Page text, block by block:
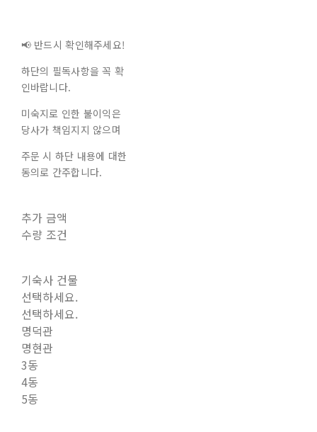
📢 반드시 확인해주세요!
하단의 필독사항을 꼭 확
인바랍니다.
미숙지로 인한 불이익은
당사가 책임지지 않으며
주문 시 하단 내용에 대한
동의로 간주합니다.
추가 금액
수량 조건
기숙사 건물
선택하세요.
선택하세요.
명덕관
명현관
3동
4동
5동